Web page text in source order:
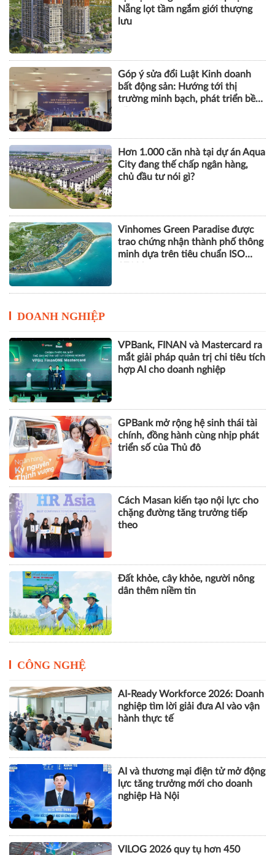
Nẵng lọt tầm ngắm giới thượng
lưu
Góp ý sửa đổi Luật Kinh doanh
bất động sản: Hướng tới thị
trường minh bạch, phát triển bền
Hơn 1.000 căn nhà tại dự án Aqua
City đang thế chấp ngân hàng,
chủ đầu tư nói gì?
Vinhomes Green Paradise được
trao chứng nhận thành phố thông
minh dựa trên tiêu chuẩn ISO
DOANH NGHIỆP
VPBank, FINAN và Mastercard ra
mắt giải pháp quản trị chi tiêu tích
hợp AI cho doanh nghiệp
GPBank mở rộng hệ sinh thái tài
chính, đồng hành cùng nhịp phát
triển số của Thủ đô
Cách Masan kiến tạo nội lực cho
chặng đường tăng trưởng tiếp
theo
Đất khỏe, cây khỏe, người nông
dân thêm niềm tin
CÔNG NGHỆ
AI-Ready Workforce 2026: Doanh
nghiệp tìm lời giải đưa AI vào vận
hành thực tế
AI và thương mại điện tử mở động
lực tăng trưởng mới cho doanh
nghiệp Hà Nội
VILOG 2026 quy tụ hơn 450